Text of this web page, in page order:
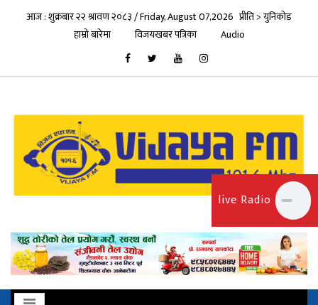
आज : शुक्रबार २२ श्रावण २०८३ / Friday, August 07,2026 प्रीति > युनिकोड
हाम्रो बारेमा
विजयखबर पत्रिका Audio
live Radio